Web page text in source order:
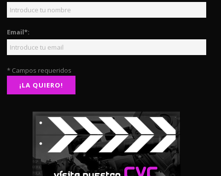
Email*:
* Campos requeridos